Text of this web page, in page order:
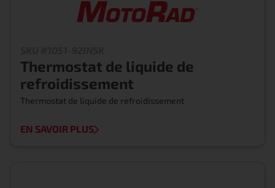
Thermostat de liquide de
refroidissement
Thermostat de liquide de refroidissement
EN SAVOIR PLUS